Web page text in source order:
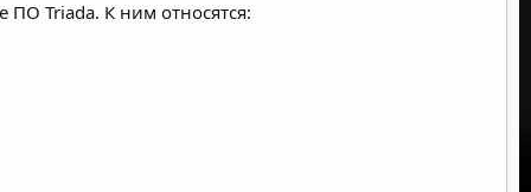
ПО Triada. К ним относятся: